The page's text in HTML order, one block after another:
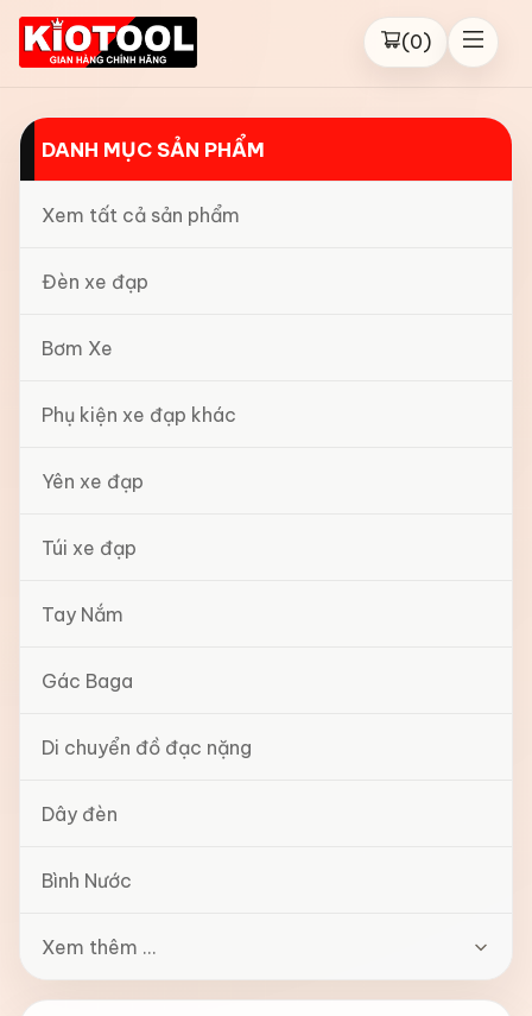
(0)
DANH MỤC SẢN PHẨM
Xem tất cả sản phẩm
Đèn xe đạp
Bơm Xe
Phụ kiện xe đạp khác
Yên xe đạp
Túi xe đạp
Tay Nắm
Gác Baga
Di chuyển đồ đạc nặng
Dây đèn
Bình Nước
Xem thêm ...